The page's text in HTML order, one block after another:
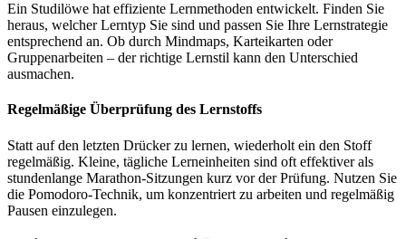
Ein Studilöwe hat effiziente Lernmethoden entwickelt. Finden Sie
heraus, welcher Lerntyp Sie sind und passen Sie Ihre Lernstrategie
entsprechend an. Ob durch Mindmaps, Karteikarten oder
Gruppenarbeiten – der richtige Lernstil kann den Unterschied
ausmachen.
Regelmäßige Überprüfung des Lernstoffs
Statt auf den letzten Drücker zu lernen, wiederholt ein den Stoff
regelmäßig. Kleine, tägliche Lerneinheiten sind oft effektiver als
stundenlange Marathon-Sitzungen kurz vor der Prüfung. Nutzen Sie
die Pomodoro-Technik, um konzentriert zu arbeiten und regelmäßig
Pausen einzulegen.